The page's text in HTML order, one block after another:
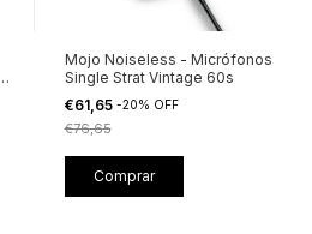
Mojo Noiseless - Micrófonos
Single Strat Vintage 60s
€61,65 -20% OFF
€76,65
Comprar